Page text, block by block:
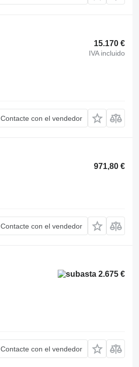
15.170 €
IVA incluido
Contacte con el vendedor
971,80 €
Contacte con el vendedor
2.675 €
Contacte con el vendedor